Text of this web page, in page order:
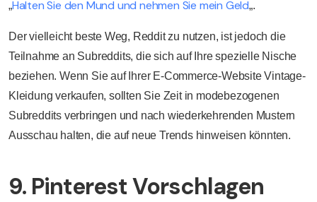
„Halten Sie den Mund und nehmen Sie mein Geld„.
Der vielleicht beste Weg, Reddit zu nutzen, ist jedoch die
Teilnahme an Subreddits, die sich auf Ihre spezielle Nische
beziehen. Wenn Sie auf Ihrer E-Commerce-Website Vintage-
Kleidung verkaufen, sollten Sie Zeit in modebezogenen
Subreddits verbringen und nach wiederkehrenden Mustern
Ausschau halten, die auf neue Trends hinweisen könnten.
9. Pinterest Vorschlagen